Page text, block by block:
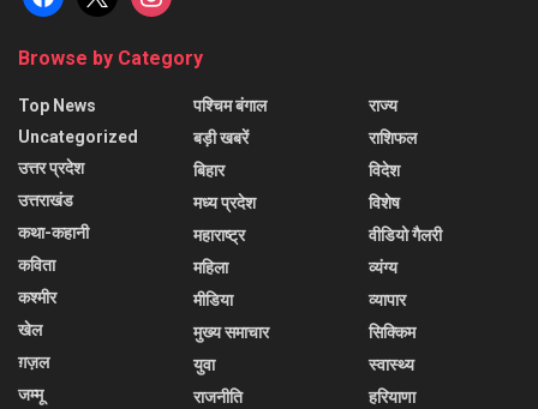
Browse by Category
Top News
Uncategorized
उत्तर प्रदेश
उत्तराखंड
कथा-कहानी
कविता
कश्मीर
खेल
ग़ज़ल
जम्मू
पश्चिम बंगाल
बड़ी खबरें
बिहार
मध्य प्रदेश
महाराष्ट्र
महिला
मीडिया
मुख्य समाचार
युवा
राजनीति
राज्य
राशिफल
विदेश
विशेष
वीडियो गैलरी
व्यंग्य
व्यापार
सिक्किम
स्वास्थ्य
हरियाणा